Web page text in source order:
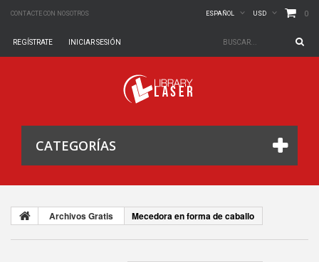
CONTACTE CON NOSOTROS 0
USD
ESPAÑOL
INICIAR SESIÓN
REGÍSTRATE
CATEGORÍAS
Archivos Gratis Mecedora en forma de caballo